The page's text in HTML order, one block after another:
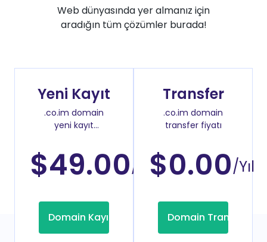
Web dünyasında yer almanız için
aradığın tüm çözümler burada!
Yeni Kayıt
.co.im domain
yeni kayıt
$49.00/Yıl
Domain Kayıt
Transfer
.co.im domain
transfer fiyatı
$0.00/Yıl
Domain Transfer